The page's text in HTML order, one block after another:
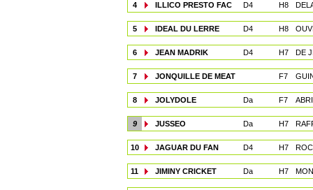
4 ILLICO PRESTO FAC D4 H8
5 IDEAL DU LERRE D4 H8
6 JEAN MADRIK D4 H7 DE
7 JONQUILLE DE MEAT F7
8 JOLYDOLE Da F7
9 JUSSEO Da H7
10 JAGUAR DU FAN D4 H7
11 JIMINY CRICKET Da H7